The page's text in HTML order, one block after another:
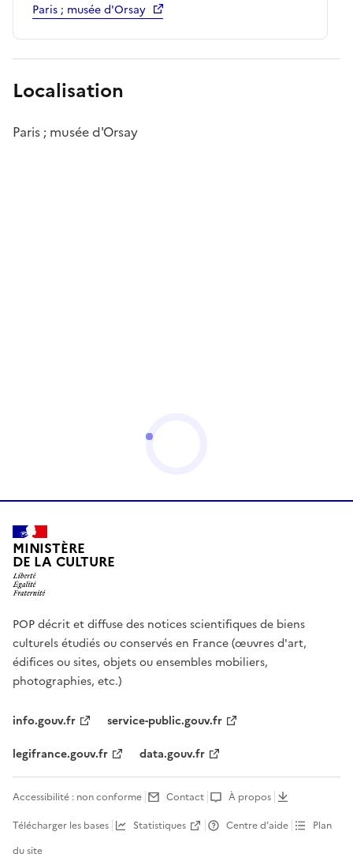
Paris ; musée d'Orsay
Localisation
Paris ; musée d'Orsay
MINISTÈRE
DE LA CULTURE
POP décrit et diffuse des notices scientifiques de biens
culturels étudiés ou conservés en France (œuvres d'art,
édifices ou sites, objets ou ensembles mobiliers,
photographies, etc.)
info.gouv.fr
service-public.gouv.fr
legifrance.gouv.fr
data.gouv.fr
Accessibilité : non conforme Contact
À propos
Télécharger les bases
Statistiques Centre d’aide
Plan
du site